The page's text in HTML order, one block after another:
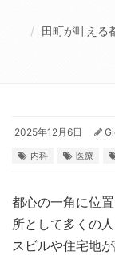
田町が叶える
2025年12月6日
内科 医療
都心の一角に位
所として多くの
スビルや住宅地